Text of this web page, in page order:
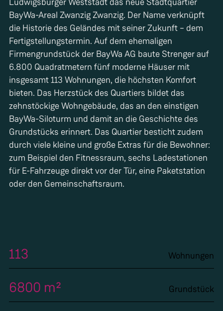
BayWa-Areal Zwanzig Zwanzig. Der Name verknüpft
die Historie des Geländes mit seiner Zukunft – dem
Fertigstellungstermin. Auf dem ehemaligen
Firmengrundstück der BayWa AG baute Strenger auf
6.800 Quadratmetern fünf moderne Häuser mit
insgesamt 113 Wohnungen, die höchsten Komfort
bieten. Das Herzstück des Quartiers bildet das
zehnstöckige Wohngebäude, das an den einstigen
BayWa-Siloturm und damit an die Geschichte des
Grundstücks erinnert. Das Quartier besticht zudem
durch viele kleine und große Extras für die Bewohner:
zum Beispiel den Fitnessraum, sechs Ladestationen
für E-Fahrzeuge direkt vor der Tür, eine Paketstation
oder den Gemeinschaftsraum.
Wohnungen
113
Grundstück
6800 m²